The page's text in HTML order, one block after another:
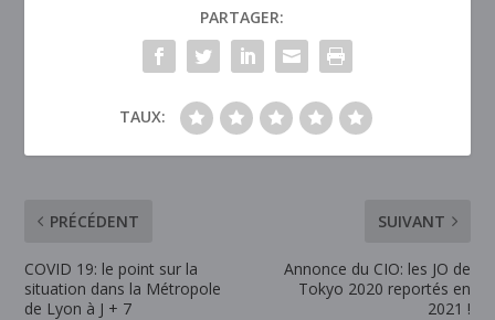
PARTAGER:
TAUX:
PRÉCÉDENT
COVID 19: le point sur la
situation dans la Métropole
de Lyon à J + 7
SUIVANT
Annonce du CIO: les JO de
Tokyo 2020 reportés en
2021 !